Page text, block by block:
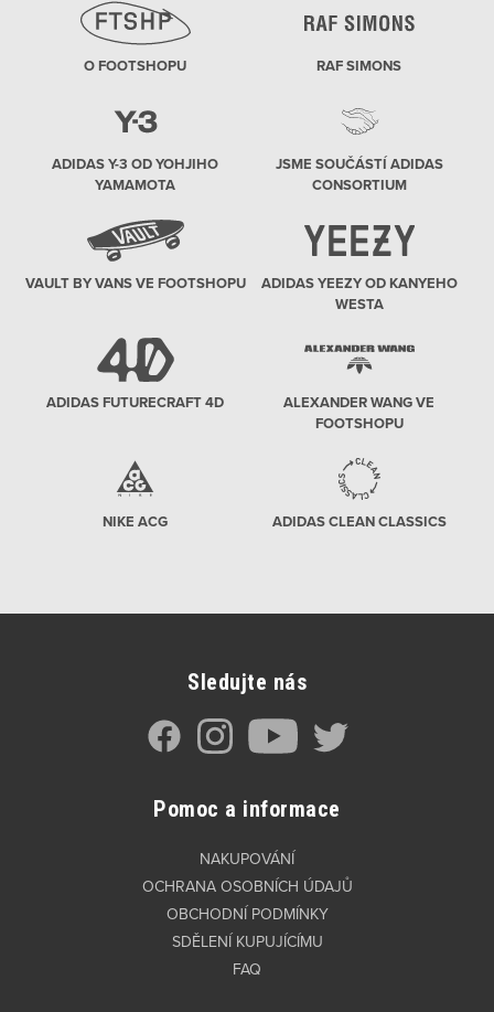
O FOOTSHOPU RAF SIMONS
ADIDAS Y-3 OD YOHJIHO
YAMAMOTA
JSME SOUČÁSTÍ ADIDAS
CONSORTIUM
VAULT BY VANS VE FOOTSHOPU
ADIDAS YEEZY OD KANYEHO
WESTA
ADIDAS FUTURECRAFT 4D
ALEXANDER WANG VE
FOOTSHOPU
NIKE ACG ADIDAS CLEAN CLASSICS
Sledujte nás
Pomoc a informace
NAKUPOVÁNÍ
OCHRANA OSOBNÍCH ÚDAJŮ
OBCHODNÍ PODMÍNKY
SDĚLENÍ KUPUJÍCÍMU
FAQ